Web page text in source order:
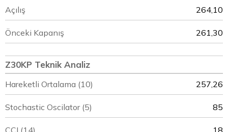
Açılış 264,10
Önceki Kapanış 261,30
Z30KP Teknik Analiz
Hareketli Ortalama (10) 257,26
Stochastic Oscilator (5) 85
CCI (14) 18